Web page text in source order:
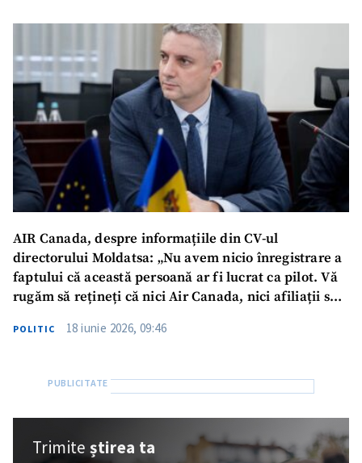
AIR Canada, despre informațiile din CV-ul
directorului Moldatsa: „Nu avem nicio înregistrare a
faptului că această persoană ar fi lucrat ca pilot. Vă
rugăm să rețineți că nici Air Canada, nici afiliații săi
POLITIC 18 iunie 2026, 09:46
Trimiteștirea ta